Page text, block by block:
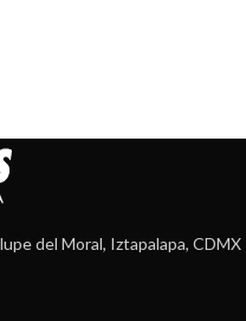
del Moral, Iztapalapa, CDMX